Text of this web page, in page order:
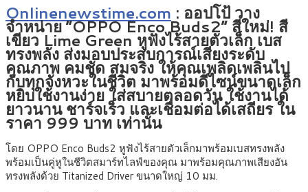
Onlinenewstime.com : ออปโป้ วาง
จำหน่าย “OPPO Enco Buds2” สีใหม่! สี
เขียว Lime Green หูฟังไร้สายตัวเล็ก เบส
ทรงพลัง ส่งมอบประสบการณ์เสียงระดับ
คุณภาพ คมชัด สมจริง ให้คุณเพลิดเพลินไป
กับทุกจังหวะในชีวิต มาพร้อมดีไซน์ขนาดเล็ก
หยิบใช้งานง่าย ใส่สบายตลอดวัน ใช้งานได้
ยาวนาน ชาร์จเร็ว และเชื่อมต่อได้เสถียร ใน
ราคา 999 บาท เท่านั้น
โดย OPPO Enco Buds2 หูฟังไร้สายตัวเล็กมาพร้อมเบสทรงพลัง
พร้อมเป็นคู่หูในชีวิตสมาร์ทไลฟ์ของคุณ มาพร้อมคุณภาพเสียงอัน
ทรงพลังด้วย Titanized Driver ขนาดใหญ่ 10 มม.